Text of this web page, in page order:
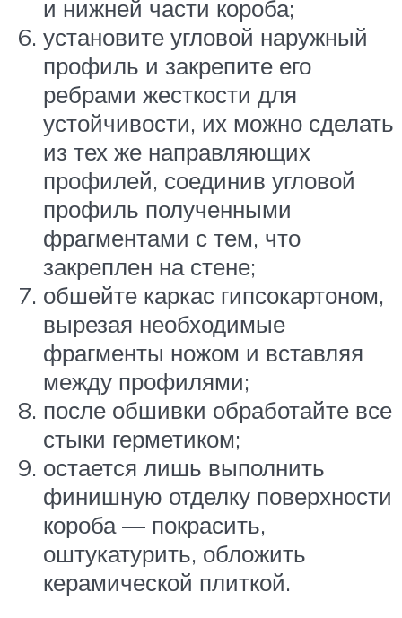
и нижней части короба;
установите угловой наружный
профиль и закрепите его
ребрами жесткости для
устойчивости, их можно сделать
из тех же направляющих
профилей, соединив угловой
профиль полученными
фрагментами с тем, что
закреплен на стене;
обшейте каркас гипсокартоном,
вырезая необходимые
фрагменты ножом и вставляя
между профилями;
после обшивки обработайте все
стыки герметиком;
остается лишь выполнить
финишную отделку поверхности
короба — покрасить,
оштукатурить, обложить
керамической плиткой.